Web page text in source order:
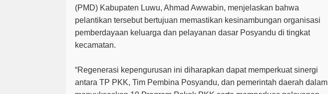
(PMD) Kabupaten Luwu, Ahmad Awwabin, menjelaskan bahwa
pelantikan tersebut bertujuan memastikan kesinambungan organisasi
pemberdayaan keluarga dan pelayanan dasar Posyandu di tingkat
kecamatan.
“Regenerasi kepengurusan ini diharapkan dapat memperkuat sinergi
antara TP PKK, Tim Pembina Posyandu, dan pemerintah daerah dalam